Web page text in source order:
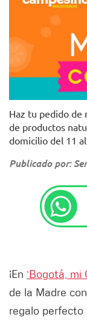
Haz tu pedido de
de productos
domicilio del 11
Publicado por:
¡En ‘Bogotá, mi
de la Madre
regalo perfecto